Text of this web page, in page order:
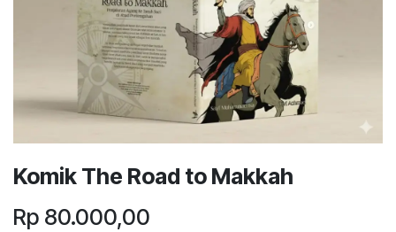
Komik The Road to Makkah
Rp 80.000,00